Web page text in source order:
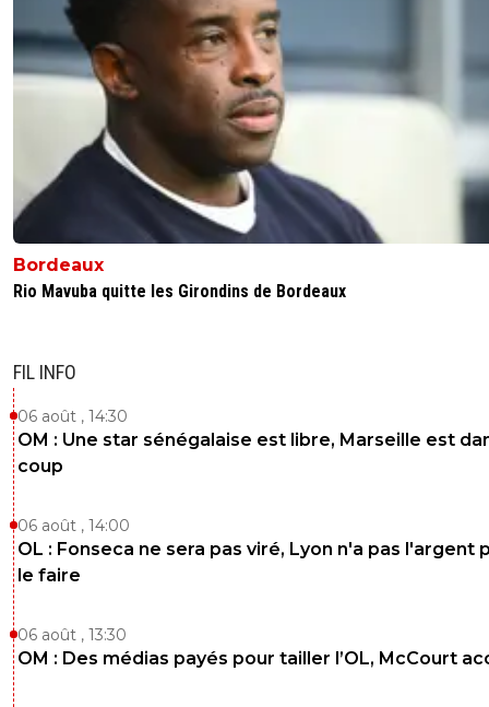
Bordeaux
Rio Mavuba quitte les Girondins de Bordeaux
FIL INFO
06 août , 14:30
OM : Une star sénégalaise est libre, Marseille est
coup
06 août , 14:00
OL : Fonseca ne sera pas viré, Lyon n'a pas l'argent
le faire
06 août , 13:30
OM : Des médias payés pour tailler l’OL, McCourt